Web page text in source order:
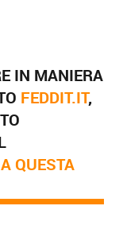
IN MANIERA
FEDDIT.IT,
A QUESTA